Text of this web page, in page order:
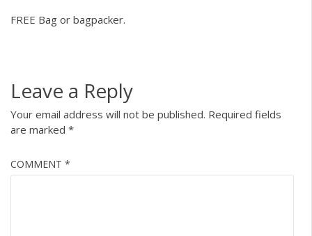
FREE Bag or bagpacker.
Leave a Reply
Your email address will not be published. Required fields
are marked *
COMMENT *